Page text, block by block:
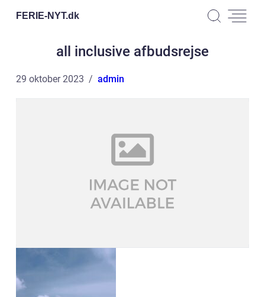
FERIE-NYT.dk
all inclusive afbudsrejse
29 oktober 2023 admin